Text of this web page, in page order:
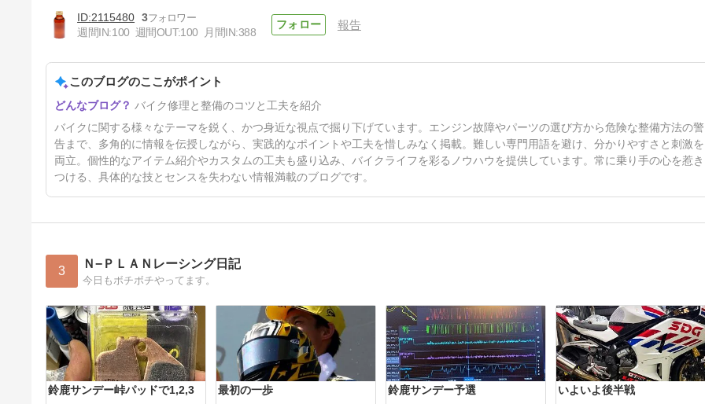
ガンマは戻ってこなかっ
た・・・
2115480 3
週間IN:100 週間OUT:100 月間IN:388
報告
このブログのここがポイント
バイク修理と整備のコツと工夫を紹介
バイクに関する様々なテーマを鋭く、かつ身近な視点で掘り下げています。エンジン故障やパーツの選び方から危険な整備方法の警
告まで、多角的に情報を伝授しながら、実践的なポイントや工夫を惜しみなく掲載。難しい専門用語を避け、分かりやすさと刺激を
両立。個性的なアイテム紹介やカスタムの工夫も盛り込み、バイクライフを彩るノウハウを提供しています。常に乗り手の心を惹き
つける、具体的な技とセンスを失わない情報満載のブログです。
3 Ｎ−ＰＬＡＮレーシング日記
今日もボチボチやってます。
鈴鹿サンデー峠パッドで1,2,3 最初の一歩 鈴鹿サンデー予選 いよいよ後半戦